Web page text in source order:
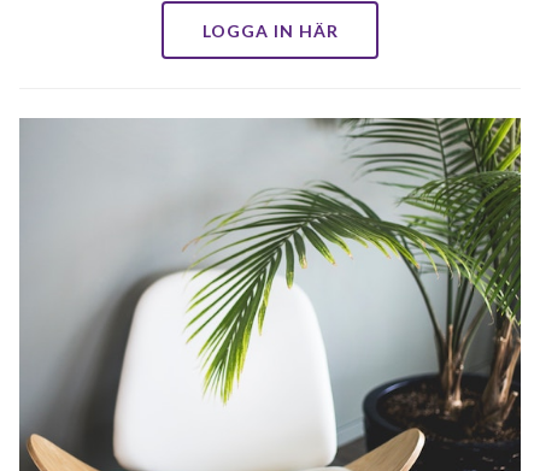
LOGGA IN HÄR